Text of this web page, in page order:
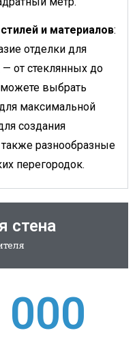
и материалов:
отделки для
от стеклянных до
выбрать
максимальной
создания
разнообразные
перегородок.
стена
000